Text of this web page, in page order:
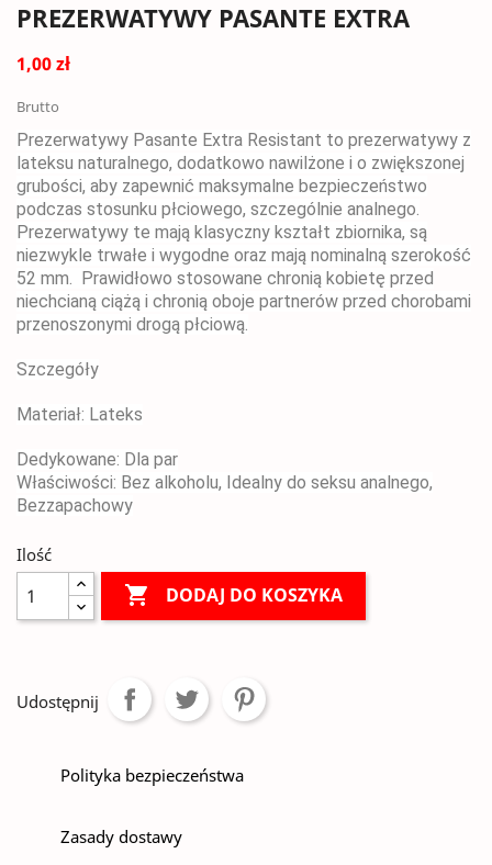
PREZERWATYWY PASANTE EXTRA
1,00 zł
Brutto
Prezerwatywy Pasante Extra Resistant to prezerwatywy z
lateksu naturalnego, dodatkowo nawilżone i o zwiększonej
grubości, aby zapewnić maksymalne bezpieczeństwo
podczas stosunku płciowego, szczególnie analnego.
Prezerwatywy te mają klasyczny kształt zbiornika, są
niezwykle trwałe i wygodne oraz mają nominalną szerokość
52 mm. Prawidłowo stosowane chronią kobietę przed
niechcianą ciążą i chronią oboje partnerów przed chorobami
przenoszonymi drogą płciową.
Szczegóły
Materiał: Lateks
Dedykowane: Dla par
Właściwości: Bez alkoholu, Idealny do seksu analnego,
Bezzapachowy
Ilość
 DODAJ DO KOSZYKA
Udostępnij
Polityka bezpieczeństwa
Zasady dostawy